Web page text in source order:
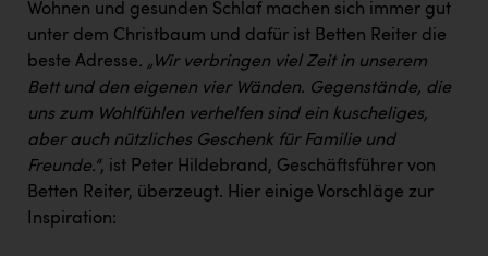
Österreichischer Kachelofenverband
Orlen
Passage Linz
PEZ
REMAX
Wohnen und gesunden Schlaf machen sich immer gut
unter dem Christbaum und dafür ist Betten Reiter die
beste Adresse. „Wir verbringen viel Zeit in unserem
Bett und den eigenen vier Wänden. Gegenstände, die
uns zum Wohlfühlen verhelfen sind ein kuscheliges,
aber auch nützliches Geschenk für Familie und
Freunde.“, ist Peter Hildebrand, Geschäftsführer von
Betten Reiter, überzeugt. Hier einige Vorschläge zur
Inspiration: